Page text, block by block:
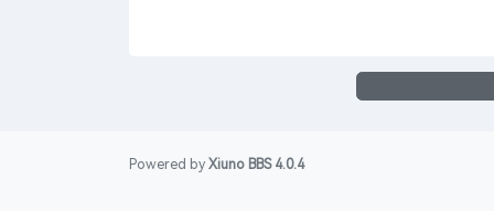
Powered by Xiuno BBS 4.0.4